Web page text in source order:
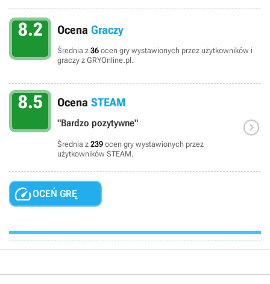
8.2 Ocena Graczy
Średnia z 36 ocen gry wystawionych przez użytkowników i
graczy z GRYOnline.pl.
8.5 Ocena STEAM
"Bardzo pozytywne"
Średnia z 239 ocen gry wystawionych przez
użytkowników STEAM.

OCEŃ GRĘ